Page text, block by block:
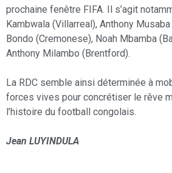
prochaine fenêtre FIFA. Il s’agit
Kambwala (Villarreal), Anthony
Bondo (Cremonese), Noah Mbamba
Anthony Milambo (Brentford).
La RDC semble ainsi déterminée à
forces vives pour concrétiser le rêve
l’histoire du football congolais.
Jean LUYINDULA